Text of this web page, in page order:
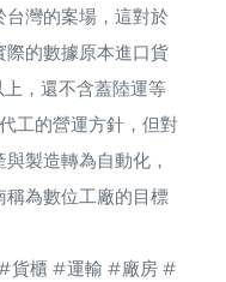
灣的案場，這對於
的數據原本進口貨
，還不含蓋陸運等
工的營運方針，但對
製造轉為自動化，
為數位工廠的目標
貨櫃#運輸 #廠房#